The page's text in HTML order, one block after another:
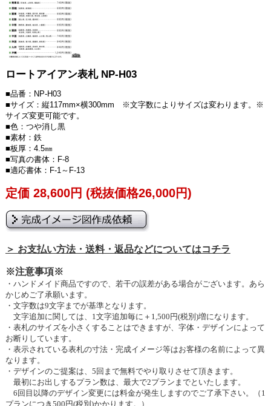
ロートアイアン表札 NP-H03
■品番：NP-H03
■サイズ：縦117mm×横300mm ※文字数によりサイズは変わります。※
サイズ変更可能です。
■色：つや消し黒
■素材：鉄
■板厚：4.5㎜
■写真の書体：F-8
■適応書体：F-1～F-13
定価 28,600円 (税抜価格26,000円)
＞ お支払い方法・送料・返品などについてはコチラ
※注意事項※
・ハンドメイド商品ですので、若干の誤差がある場合がございます。あら
かじめご了承願います。
・文字数は9文字までが基準となります。
文字追加に関しては、1文字追加毎に＋1,500円(税別)増になります。
・表札のサイズを小さくすることはできますが、字体・デザインによって
お断りしています。
・表示されている表札の寸法・完成イメージ等はお客様の名前によって異
なります。
・デザインのご提案は、5回まで無料でやり取りさせて頂きます。
最初にお出しするプラン数は、最大で2プランまでといたします。
6回目以降のデザイン変更には料金が発生しますのでご了承下さい。（1
プランにつき500円(税別)かかります。）